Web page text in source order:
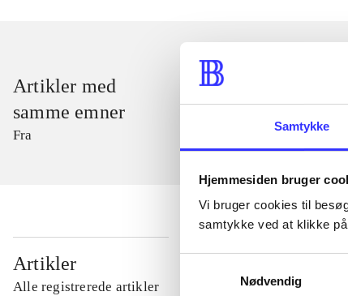
Samtykke
Hjemmesiden bruger
Vi bruger cookies til
samtykke ved at klikke
Nødvendig
Artikler med
samme emner
Fra
Artikler
Alle registrerede artikler
...